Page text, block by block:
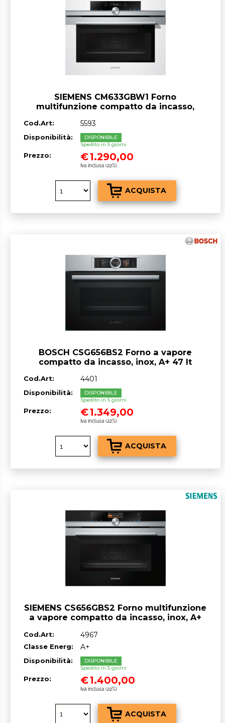
SIEMENS CM633GBW1 Forno
multifunzione compatto da incasso,
Cod.Art: 5593
Disponibilità:
DISPONIBILE
Spedito in 5 giorni
Prezzo: €1.290,00
Iva inclusa (22%)
BOSCH CSG656BS2 Forno a vapore
compatto da incasso, inox, A+ 47 lt
Cod.Art: 4401
Disponibilità:
DISPONIBILE
Spedito in 5 giorni
Prezzo: €1.349,00
Iva inclusa (22%)
SIEMENS CS656GBS2 Forno multifunzione
a vapore compatto da incasso, inox, A+
Cod.Art: 4967
Classe Energ: A+
Disponibilità:
DISPONIBILE
Spedito in 5 giorni
Prezzo: €1.400,00
Iva inclusa (22%)